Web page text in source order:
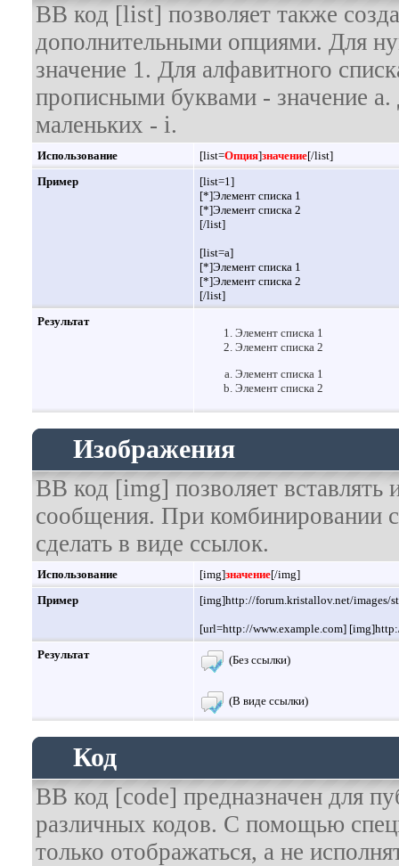
BB код [list] позволяет также
дополнительными опциями. Для
значение 1. Для алфавитного
прописными буквами - значение
маленьких - i.
Использование [list=Опция]значение[/list]
Пример
[list=1]
[*]Элемент списка 1
[*]Элемент списка 2
[/list]
[list=a]
[*]Элемент списка 1
[*]Элемент списка 2
[/list]
Результат
Элемент списка 1
Элемент списка 2
Элемент списка 1
Элемент списка 2
Изображения
BB код [img] позволяет вставлять
сообщения. При комбинировании
сделать в виде ссылок.
Использование [img]значение[/img]
Пример
[img]http://forum.kristallov.net/images/
[url=http://www.example.com]
Результат
(Без ссылки)
(В виде ссылки)
Код
BB код [code] предназначен для
различных кодов. С помощью
только отображаться, а не